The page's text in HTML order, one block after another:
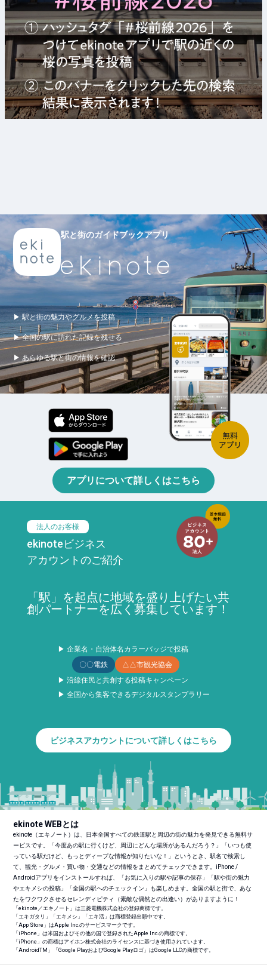
駅と街のガイドブックアプリ
▶ 駅と街の魅力やグルメを投稿
▶ 全国の駅に訪れた記録を残せる
▶ あらゆる駅と街の情報を確認
アプリについて詳しくはこちら
法人のお客様
ekinoteビジネス
アカウントのご紹介
「駅」を起点に地域を盛り上げたい共
創パートナーを広く募集しています！
▶ 企業名・自治体名カラーバッジで投稿
〇〇電鉄
△△市観光協会
▶ 沿線住民と共創する投稿キャンペーン
▶ 全国から集客できるデジタルスタンプラリー
ビジネスアカウントについて詳しくはこちら
ekinote WEBとは
ekinote（エキノート）は、日本全国すべての鉄道駅と周辺の街の魅力を発見できる無料サ
ービスです。「今度あの駅に行くけど、周辺にどんな場所があるんだろう？」「いつも使
っている駅だけど、もっとディープな情報が知りたいな！」というとき、駅名で検索し
て、観光・グルメ・買い物・交通などの情報をまとめてチェックできます。iPhone /
Androidアプリをインストールすれば、「お気に入りの駅や記事の保存」「駅や街の魅力
やエキメシの投稿」「全国の駅へのチェックイン」も楽しめます。全国の駅と街で、あな
たをワクワクさせるセレンディピティ（素敵な偶然との出逢い）がありますように！
「ekinote／エキノート」は三菱電機株式会社の登録商標です。
「エキガタリ」「エキメシ」「エキ活」は商標登録出願中です。
「App Store」はApple Inc.のサービスマークです。
「iPhone」は米国およびその他の国で登録されたApple Inc.の商標です。
「iPhone」の商標はアイホン株式会社のライセンスに基づき使用されています。
「AndroidTM 」「Google PlayおよびGoogle Playロゴ」はGoogle LLCの商標です。